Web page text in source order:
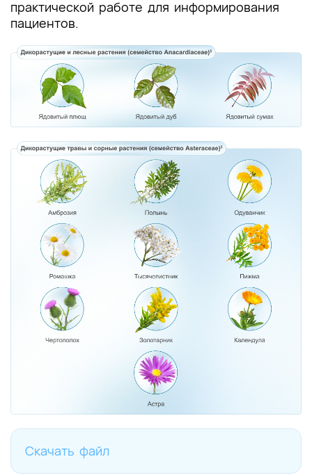
практической работе для информирования
пациентов.
Скачать файл